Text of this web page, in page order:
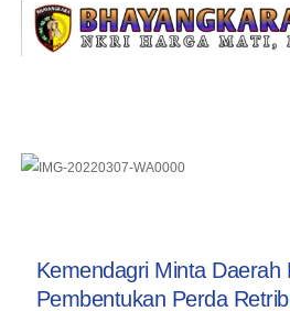
Kemendagri Minta Daerah
Pembentukan Perda